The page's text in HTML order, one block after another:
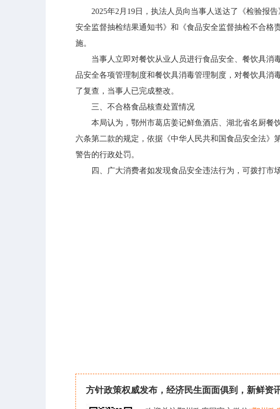
2025年2月19日，执法人员向当事人送达了《检验报告
安全监督抽检结果通知书》和《食品安全监督抽检不合
施。
当事人立即对餐饮从业人员进行食品安全、餐饮具消
品安全各项管理制度和餐饮具消毒管理制度，对餐饮具
了复查，当事人已完成整改。
三、不合格食品核查处置情况
本局认为，鄂州市葛店姜记鲜鱼酒店、湖北省名厨餐
六条第二款的规定，依据《中华人民共和国食品安全法
警告的行政处罚。
四、广大消费者如发现食品安全违法行为，可拨打市场
方针政策权威发布，经济民生面面俱到，新鲜资